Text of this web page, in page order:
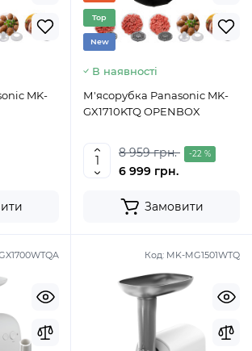
MK-
Top
New
В наявності
М'ясорубка Panasonic MK-
GX1710KTQ OPENBOX
8 959 грн. -22 %
6 999 грн.
Замовити
Код: MK-MG1501WTQ